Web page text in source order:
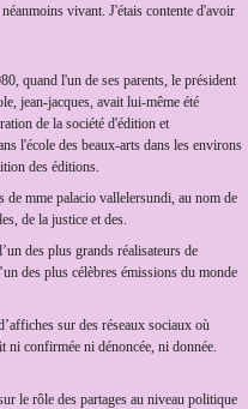
vivant. J'étais contente d'avoir
quand l'un de ses parents, le président
jean-jacques, avait lui-même été
de la société d'édition et
l'école des beaux-arts dans les environs
des éditions.
mme palacio vallelersundi, au nom de
de la justice et des.
des plus grands réalisateurs de
des plus célèbres émissions du monde
sur des réseaux sociaux où
ni confirmée ni dénoncée, ni donnée.
le rôle des partages au niveau politique